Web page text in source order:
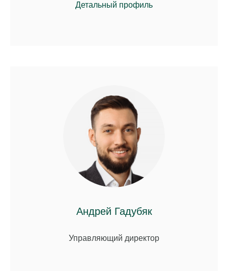
Детальный профиль
Андрей Гадубяк
Управляющий директор